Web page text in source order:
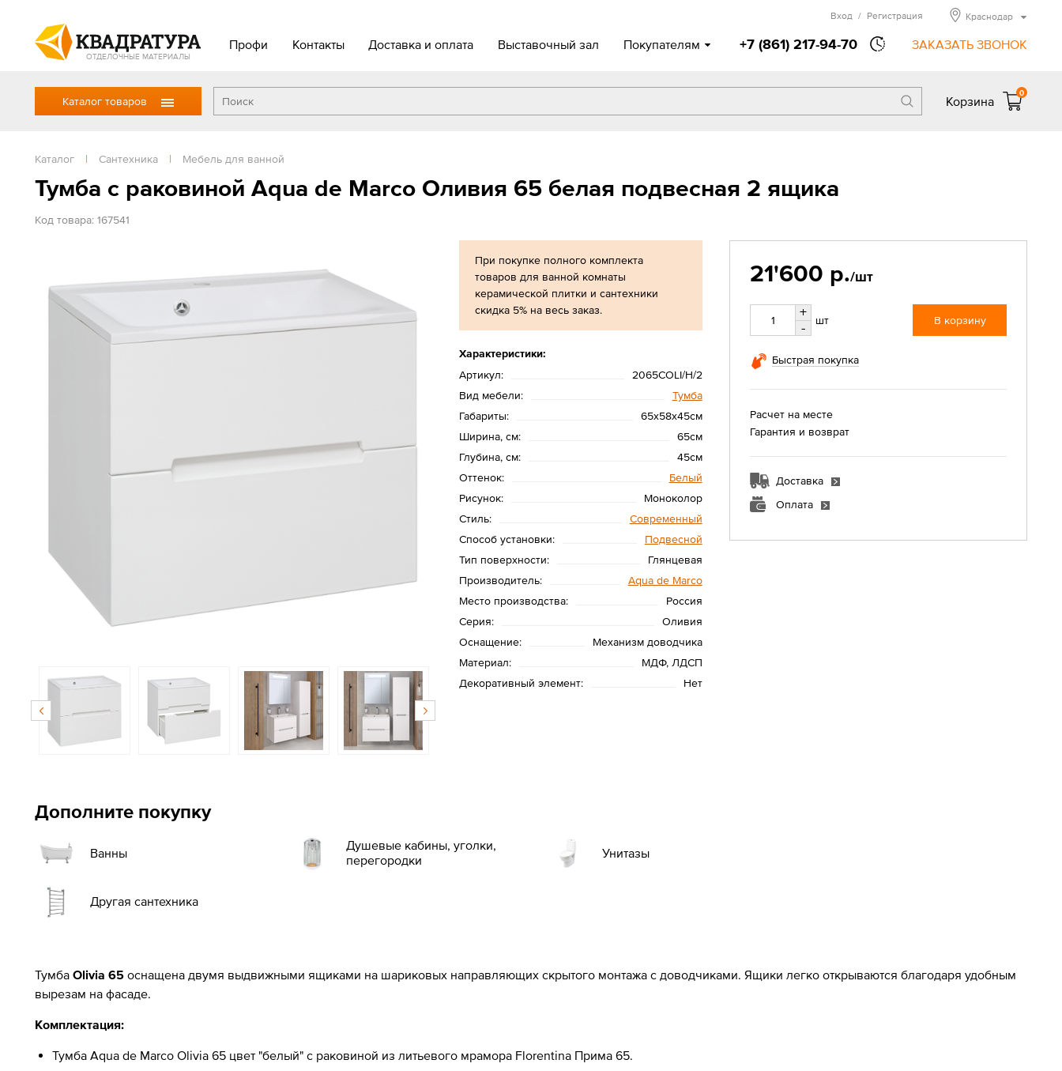
ОТДЕЛОЧНЫЕ МАТЕРИАЛЫ
Профи Контакты Доставка и оплата Выставочный зал Покупателям +7 (861) 217-94-70 ЗАКАЗАТЬ ЗВОНОК
Вход / Регистрация Краснодар
Каталог товаров Корзина
0
Каталог | Сантехника | Мебель для ванной
Тумба с раковиной Aqua de Marco Оливия 65 белая подвесная 2 ящика
Код товара: 167541
При покупке полного комплекта
товаров для ванной комнаты
керамической плитки и сантехники
скидка 5% на весь заказ.
Характеристики:
Артикул:
2065COLI/H/2
Вид мебели:
Тумба
Габариты:
65х58х45см
Ширина, см:
65см
Глубина, см:
45см
Оттенок:
Белый
Рисунок:
Моноколор
Стиль:
Современный
Способ установки:
Подвесной
Тип поверхности:
Глянцевая
Производитель:
Aqua de Marco
Место производства:
Россия
Серия:
Оливия
Оснащение:
Механизм доводчика
Материал:
МДФ, ЛДСП
Декоративный элемент:
Нет
21'600 р./шт
+
-
шт В корзину
Быстрая покупка
Расчет на месте
Гарантия и возврат
Доставка
Оплата
Дополните покупку
Ванны
Душевые кабины, уголки,
перегородки
Унитазы
Другая сантехника
Тумба Olivia 65 оснащена двумя выдвижными ящиками на шариковых направляющих скрытого монтажа с доводчиками. Ящики легко открываются благодаря удобным
вырезам на фасаде.
Комплектация:
Тумба Aqua de Marco Olivia 65 цвет "белый" с раковиной из литьевого мрамора Florentina Прима 65.